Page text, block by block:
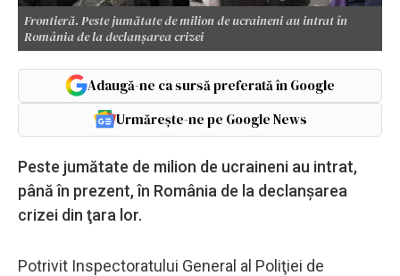
Frontieră. Peste jumătate de milion de ucraineni au intrat în
România de la declanşarea crizei
Adaugă-ne ca sursă preferată în Google
Urmărește-ne pe Google News
Peste jumătate de milion de ucraineni au intrat,
până în prezent, în România de la declanşarea
crizei din ţara lor.
Potrivit Inspectoratului General al Poliţiei de